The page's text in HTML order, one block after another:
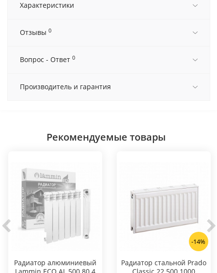
Характеристики
Отзывы 0
Вопрос - Ответ 0
Производитель и гарантия
Рекомендуемые товары
Радиатор алюминиевый
-14%
Радиатор стальной Prado